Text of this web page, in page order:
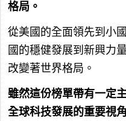
格局。
從美國的全面領先到小
國的穩健發展到新興力
改變著世界格局。
雖然這份榜單帶有一定
全球科技發展的重要視